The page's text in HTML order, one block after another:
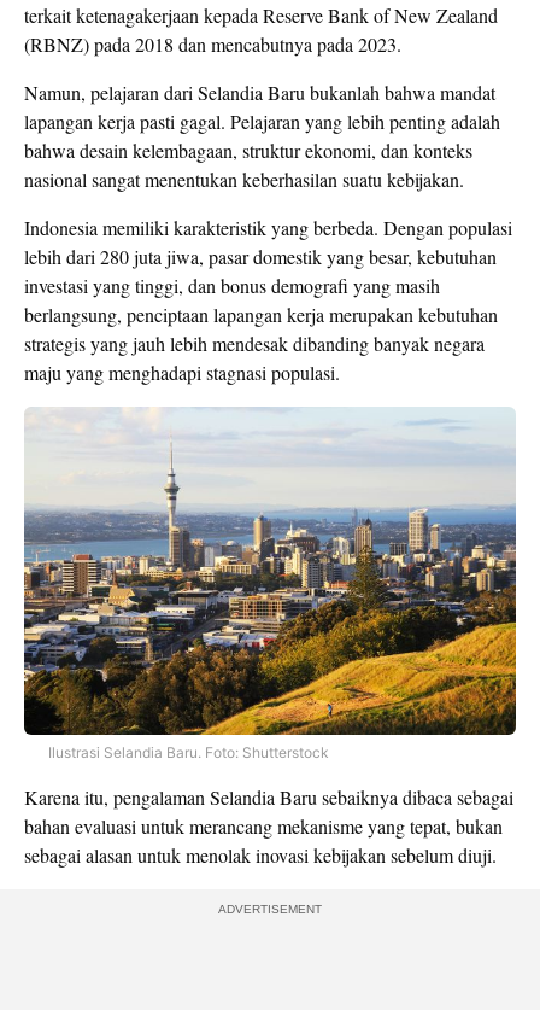
terkait ketenagakerjaan kepada Reserve Bank of New Zealand
(RBNZ) pada 2018 dan mencabutnya pada 2023.
Namun, pelajaran dari Selandia Baru bukanlah bahwa mandat
lapangan kerja pasti gagal. Pelajaran yang lebih penting adalah
bahwa desain kelembagaan, struktur ekonomi, dan konteks
nasional sangat menentukan keberhasilan suatu kebijakan.
Indonesia memiliki karakteristik yang berbeda. Dengan populasi
lebih dari 280 juta jiwa, pasar domestik yang besar, kebutuhan
investasi yang tinggi, dan bonus demografi yang masih
berlangsung, penciptaan lapangan kerja merupakan kebutuhan
strategis yang jauh lebih mendesak dibanding banyak negara
maju yang menghadapi stagnasi populasi.
Ilustrasi Selandia Baru. Foto: Shutterstock
Karena itu, pengalaman Selandia Baru sebaiknya dibaca sebagai
bahan evaluasi untuk merancang mekanisme yang tepat, bukan
sebagai alasan untuk menolak inovasi kebijakan sebelum diuji.
ADVERTISEMENT